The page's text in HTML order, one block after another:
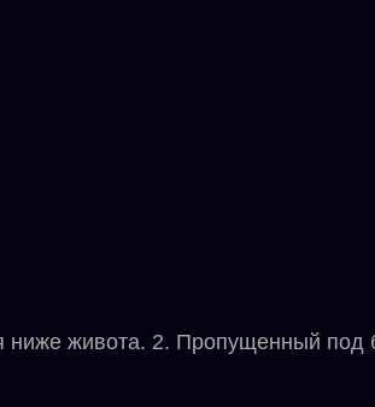
живота. 2. Пропущенный под